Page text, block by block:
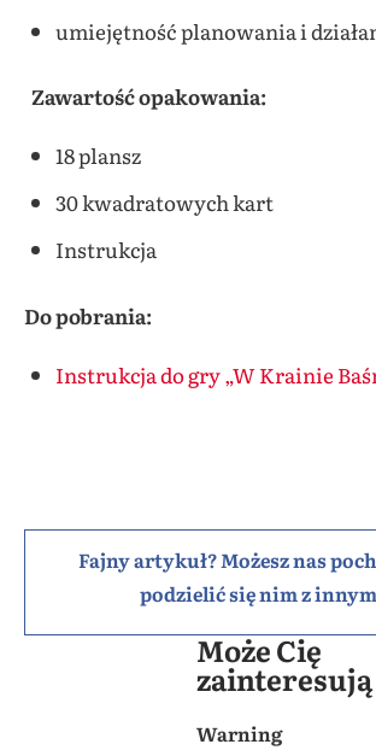
umiejętność planowania i
Zawartość opakowania:
18 plansz
30 kwadratowych kart
Instrukcja
Do pobrania:
Instrukcja do gry „W Krainie
Fajny artykuł? Możesz nas
podzielić się nim z
Może Cię
zainteresują
Warning